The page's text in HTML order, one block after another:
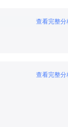
查看完整分
查看完整分